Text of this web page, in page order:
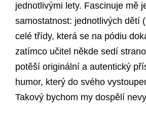
jednotlivými lety. Fascinuje mě
samostatnost: jednotlivých dětí
celé třídy, která se na pódiu
zatímco učitel někde sedí
potěší originální a autentický
humor, který do svého
Takový bychom my dospělí